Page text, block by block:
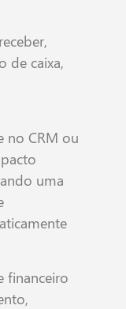
de caixa,
no CRM ou
uma
financeiro